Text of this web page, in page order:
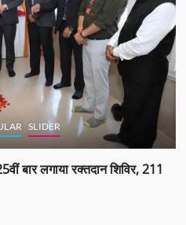
SLIDER
बार लगाया रक्तदान शिविर, 211